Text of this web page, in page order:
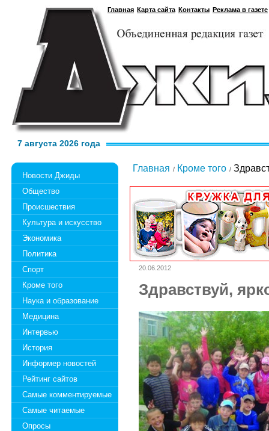
Главная Карта сайта Контакты Реклама в газете
7 августа 2026 года
Новости Джиды
Общество
Происшествия
Культура и искусство
Экономика
Политика
Спорт
Кроме того
Наука и образование
Медицина
Интервью
История
Информер новостей
Рейтинг сайтов
Самые комментируемые
Самые читаемые
Опросы
Главная Кроме того
20.06.2012
Здравствуй,